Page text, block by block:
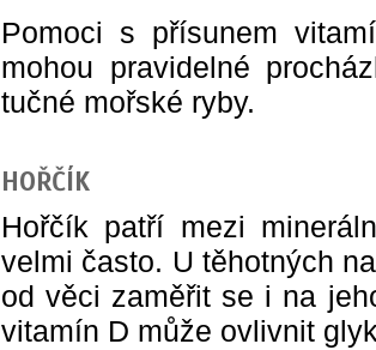
Pomoci s přísunem
mohou pravidelné
tučné mořské ryby.
HOŘČÍK
Hořčík patří mezi
velmi často. U těhotných
od věci zaměřit se i na
vitamín D může ovlivnit